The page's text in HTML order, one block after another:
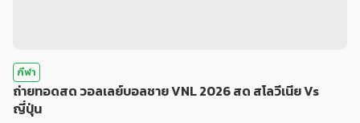
กีฬา
ถ่ายทอดสด วอลเลย์บอลชาย VNL 2026 สด สโลวีเนีย Vs
ญี่ปุ่น